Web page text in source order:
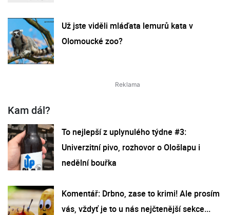
Už jste viděli mláďata lemurů kata v
Olomoucké zoo?
Kam dál?
To nejlepší z uplynulého týdne #3:
Univerzitní pivo, rozhovor o Ološlapu i
nedělní bouřka
Komentář: Drbno, zase to krimi! Ale prosím
vás, vždyť je to u nás nejčtenější sekce...